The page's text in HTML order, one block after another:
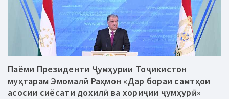
Паёми Президенти Ҷумҳурии Тоҷикистон
муҳтарам Эмомалӣ Раҳмон «Дар бораи самтҳои
асосии сиёсати дохилӣ ва хориҷии ҷумҳурӣ»